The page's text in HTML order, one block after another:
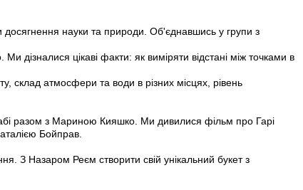
досягнення науки та природи. Об'єднавшись у групи з
дізналися цікаві факти: як виміряти відстані між точками в
склад атмосфери та води в різних місцях, рівень
разом з Мариною Кияшко. Ми дивилися фільм про Гарі
Бойправ.
З Назаром Реєм створити свій унікальний букет з